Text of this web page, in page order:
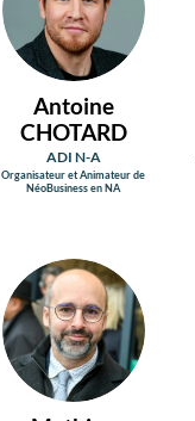
AC
Antoine
CHOTARD
ADI N-A
Organisateur et Animateur de
NéoBusiness en NA
ML